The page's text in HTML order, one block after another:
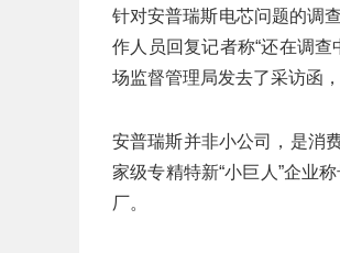
针对安普瑞斯电芯问题的调
作人员回复记者称“还在调
场监督管理局发去了采访函
安普瑞斯并非小公司，是消
家级专精特新“小巨人”企业
厂。